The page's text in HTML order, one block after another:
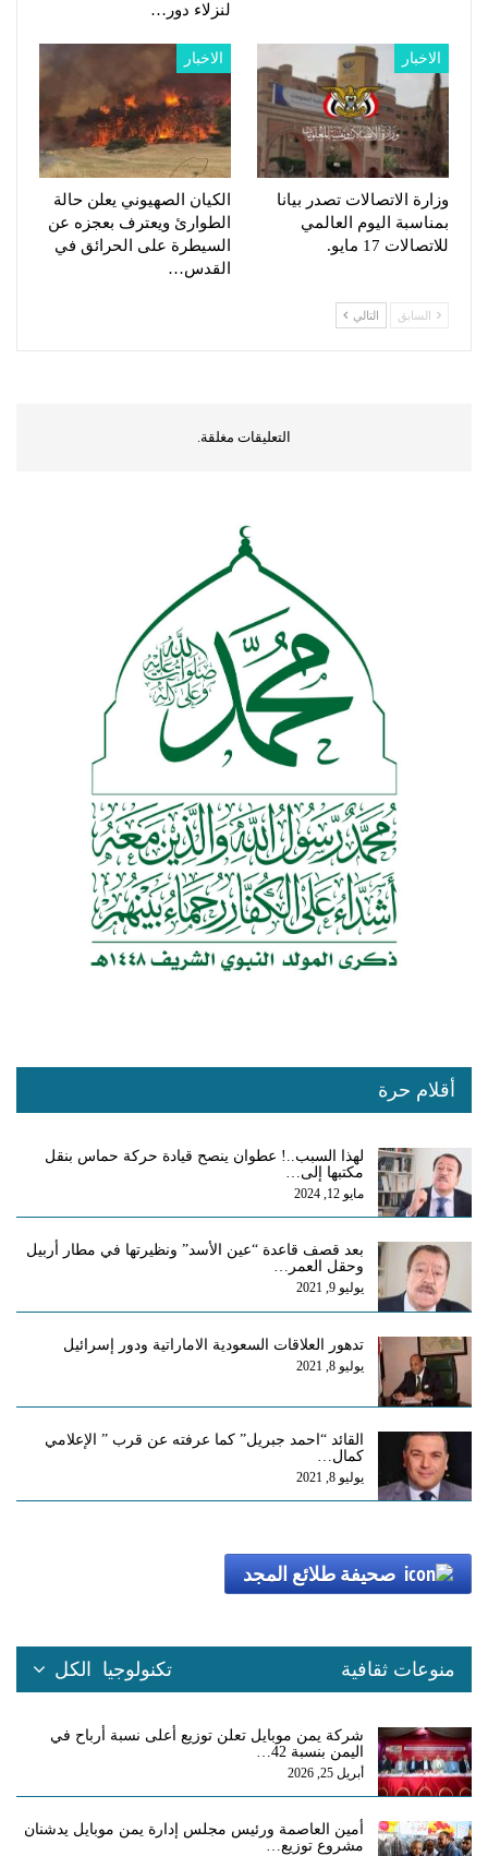
لنزلاء دور…
الاخبار
وزارة الاتصالات تصدر بيانا
بمناسبة اليوم العالمي
للاتصالات 17 مايو.
الاخبار
الكيان الصهيوني يعلن حالة
الطوارئ ويعترف بعجزه عن
السيطرة على الحرائق في
القدس…
السابق التالي
التعليقات مغلقة.
أقلام حرة
لهذا السبب..! عطوان ينصح قيادة حركة حماس بنقل
مكتبها إلى…
مايو 12, 2024
بعد قصف قاعدة “عين الأسد” ونظيرتها في مطار أربيل
وحقل العمر…
يوليو 9, 2021
تدهور العلاقات السعودية الاماراتية ودور إسرائيل
يوليو 8, 2021
القائد “احمد جبريل” كما عرفته عن قرب ” الإعلامي
كمال…
يوليو 8, 2021
صحيفة طلائع المجد
الكل منوعات ثقافية تكنولوجيا
شركة يمن موبايل تعلن توزيع أعلى نسبة أرباح في
اليمن بنسبة 42…
أبريل 25, 2026
أمين العاصمة ورئيس مجلس إدارة يمن موبايل يدشنان
مشروع توزيع…